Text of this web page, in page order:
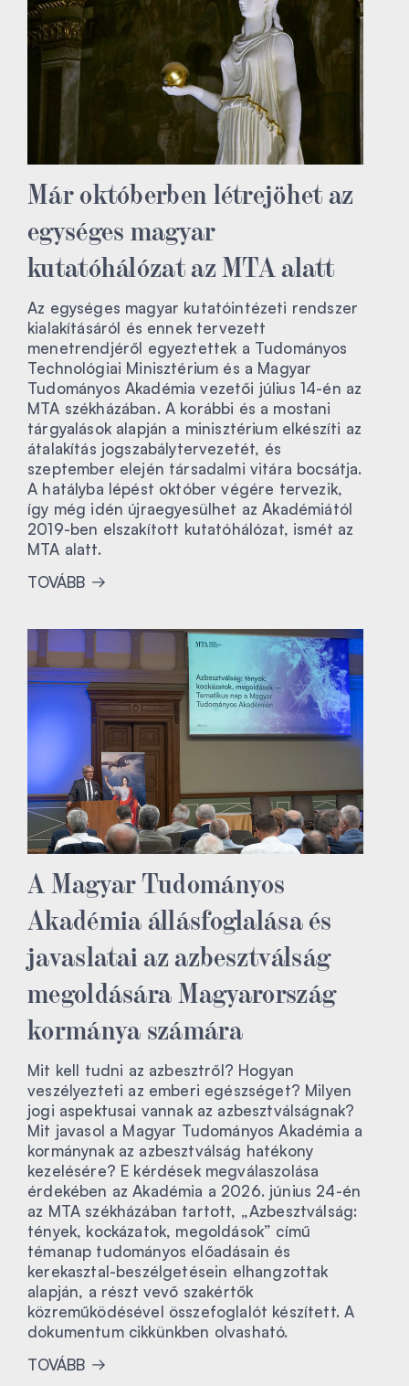
Már októberben létrejöhet az
egységes magyar
kutatóhálózat az MTA alatt
Az egységes magyar kutatóintézeti rendszer
kialakításáról és ennek tervezett
menetrendjéről egyeztettek a Tudományos
Technológiai Minisztérium és a Magyar
Tudományos Akadémia vezetői július 14-én az
MTA székházában. A korábbi és a mostani
tárgyalások alapján a minisztérium elkészíti az
átalakítás jogszabálytervezetét, és
szeptember elején társadalmi vitára bocsátja.
A hatályba lépést október végére tervezik,
így még idén újraegyesülhet az Akadémiától
2019-ben elszakított kutatóhálózat, ismét az
MTA alatt.
TOVÁBB
A Magyar Tudományos
Akadémia állásfoglalása és
javaslatai az azbesztválság
megoldására Magyarország
kormánya számára
Mit kell tudni az azbesztről? Hogyan
veszélyezteti az emberi egészséget? Milyen
jogi aspektusai vannak az azbesztválságnak?
Mit javasol a Magyar Tudományos Akadémia a
kormánynak az azbesztválság hatékony
kezelésére? E kérdések megválaszolása
érdekében az Akadémia a 2026. június 24-én
az MTA székházában tartott, „Azbesztválság:
tények, kockázatok, megoldások” című
témanap tudományos előadásain és
kerekasztal-beszélgetésein elhangzottak
alapján, a részt vevő szakértők
közreműködésével összefoglalót készített. A
dokumentum cikkünkben olvasható.
TOVÁBB